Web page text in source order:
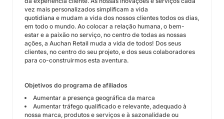
vez mais personalizados simplificam a vida
quotidiana e mudam a vida dos nossos clientes todos os dias,
em todo o mundo. Ao colocar a relação humana, o bem-
estar e a paixão no serviço, no centro de todas as nossas
ações, a Auchan Retail muda a vida de todos! Dos seus
clientes, no centro do seu projeto, e dos seus colaboradores
para co-construirmos esta aventura.
Objetivos do programa de afiliados
Aumentar a presença geográfica da marca
Aumentar tráfego qualificado e relevante, adequado à
nossa marca, produtos e serviços e à sazonalidade ou